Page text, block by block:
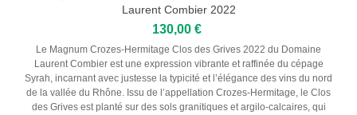
Laurent Combier 2022
130,00 €
Le Magnum Crozes-Hermitage Clos des Grives 2022 du Domaine
Laurent Combier est une expression vibrante et raffinée du cépage
Syrah, incarnant avec justesse la typicité et l’élégance des vins du nord
de la vallée du Rhône. Issu de l’appellation Crozes-Hermitage, le Clos
des Grives est planté sur des sols granitiques et argilo-calcaires, qui